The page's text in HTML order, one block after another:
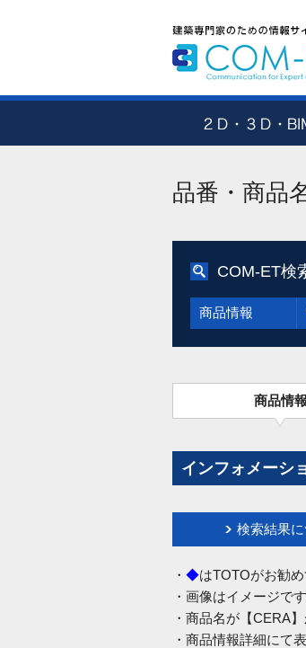
品番・商品
COM-ET検
商品情報
商品情報
インフォメーシ
検索結果
・ ◆はTOTOがお勧
・画像はイメージで
・商品名が【CERA
・商品情報詳細にて